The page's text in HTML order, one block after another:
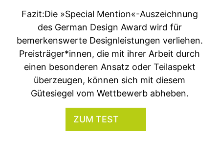
Fazit:Die »Special Mention«-Auszeichnung
des German Design Award wird für
bemerkenswerte Designleistungen verliehen.
Preisträger*innen, die mit ihrer Arbeit durch
einen besonderen Ansatz oder Teilaspekt
überzeugen, können sich mit diesem
Gütesiegel vom Wettbewerb abheben.
ZUM TEST